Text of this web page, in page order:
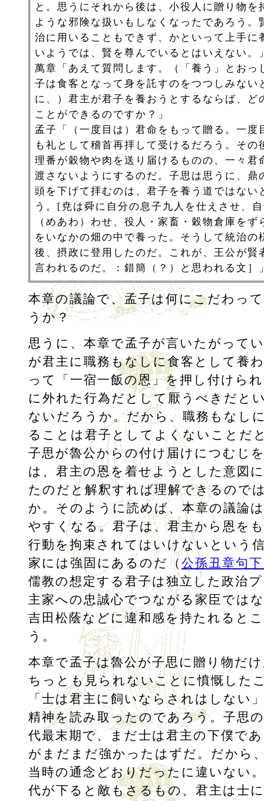
と。思うにそれから後は、小役人に贈り物を
ような邪険な扱いもしなくなったであろう。
治に用いることもできず、かといって上手に
いようでは、賢を尊んでいるとはいえない。
萬章「あえて質問します。（「養う」とおっ
子は食客となって身を託すのをつつしみない
に、）君主が君子を養おうとするならば、ど
ことができるのですか？」
孟子「（一度目は）君命をもって贈る。一度
も礼として稽首再拝して受けるだろう。その
理番が穀物や肉を送り届けるものの、一々君
渡さないようにするのだ。子思は思うに、鼎
頭を下げて拝むのは、君子を養う道ではない
う。[尭は舜に自分の息子九人を仕えさせ、
（めあわ）わせ、役人・家畜・穀物倉庫を
をいなかの畑の中で養った。そうして統治の
後、摂政に登用したのだ。これが、王公が賢
言われるのだ。：錯簡（？）と思われる文］
本章の議論で、孟子は何にこだわっ
うか？
思うに、本章で孟子が言いたがって
が君主に職務もなしに食客として養
って「一宿一飯の恩」を押し付けら
に外れた行為だとして厭うべきだと
ないだろうか。だから、職務もなし
ることは君子としてよくないことだ
子思が魯公からの付け届けにつむじ
は、君主の恩を着せようとした意図
たのだと解釈すれば理解できるので
か。そのように読めば、本章の議論
やすくなる。君子は、君主から恩を
行動を拘束されてはいけないという
家には強固にあるのだ（公孫丑章句
儒教の想定する君子は独立した政治
主家への忠誠心でつながる家臣では
吉田松蔭などに違和感を持たれると
う。
本章で孟子は魯公が子思に贈り物だ
ちっとも見られないことに憤慨した
「士は君主に飼いならされはしない
精神を読み取ったのであろう。子思
代最末期で、まだ士は君主の下僕で
がまだまだ強かったはずだ。だから
当時の通念どおりだったに違いない
代が下ると敵もさるもの、君主は士